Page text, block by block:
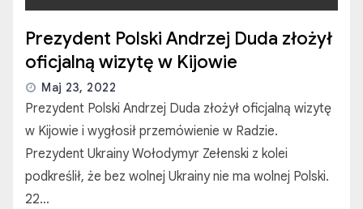
Prezydent Polski Andrzej Duda złożył
oficjalną wizytę w Kijowie
Maj 23, 2022
Prezydent Polski Andrzej Duda złożył oficjalną wizytę
w Kijowie i wygłosił przemówienie w Radzie.
Prezydent Ukrainy Wołodymyr Zełenski z kolei
podkreślił, że bez wolnej Ukrainy nie ma wolnej Polski.
22…